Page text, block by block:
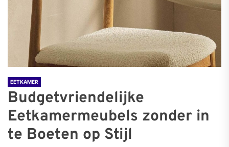
EETKAMER
Budgetvriendelijke
Eetkamermeubels zonder in
te Boeten op Stijl